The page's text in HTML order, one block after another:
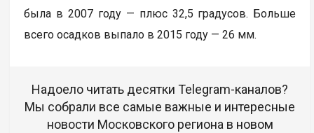
была в 2007 году — плюс 32,5 градусов. Больше
всего осадков выпало в 2015 году — 26 мм.
Надоело читать десятки Telegram-каналов?
Мы собрали все самые важные и интересные
новости Московского региона в новом